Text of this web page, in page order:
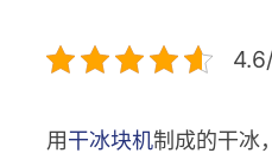
用干冰块机制成的干冰